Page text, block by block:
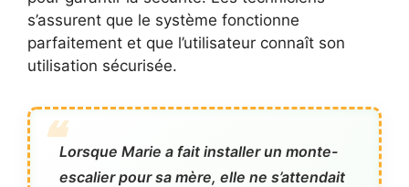
s’assurent que le système fonctionne
parfaitement et que l’utilisateur connaît son
utilisation sécurisée.
Lorsque Marie a fait installer un monte-
escalier pour sa mère, elle ne s’attendait